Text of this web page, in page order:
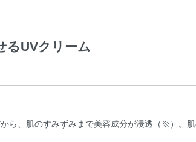
るUVクリーム
ら、肌のすみずみまで美容成分が浸透（※）。